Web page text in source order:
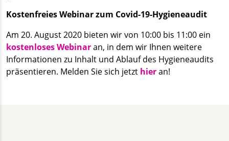
Kostenfreies Webinar zum Covid-19-Hygieneaudit
Am 20. August 2020 bieten wir von 10:00 bis 11:00 ein
kostenloses Webinaran, in dem wir Ihnen weitere
Informationen zu Inhalt und Ablauf des Hygieneaudits
präsentieren. Melden Sie sich jetzt hieran!